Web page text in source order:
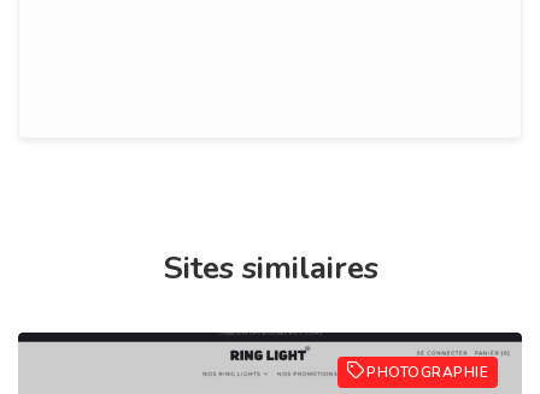
Sites similaires
PHOTOGRAPHIE